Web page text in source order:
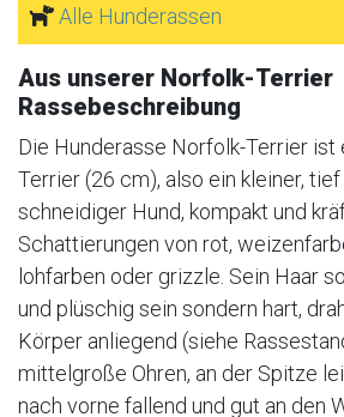
Alle Hunderassen
Aus unserer Norfolk-Terrier
Rassebeschreibung
Die Hunderasse Norfolk-Terrier ist
Terrier (26 cm), also ein kleiner,
schneidiger Hund, kompakt und
Schattierungen von rot,
lohfarben oder grizzle. Sein Haar
und plüschig sein sondern hart,
Körper anliegend (siehe
mittelgroße Ohren, an der Spitze
nach vorne fallend und gut an den